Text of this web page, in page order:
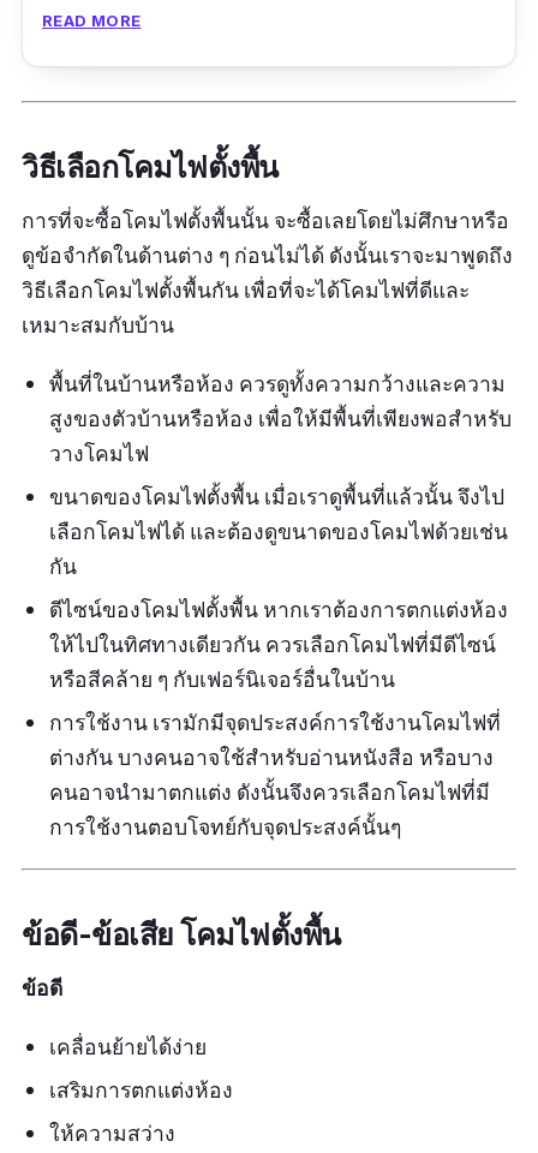
เหมาะกับการใช้อ่านหนังสือ เปิดดูหนังเพิ่ม
บรรยากาศก็ได้ทั้งนั้น ใครเป็นสายมินิมอลก็ลอง
พิจารณาโคมไฟตั้งพื้น index ตัวนี้ได้
ข้อมูลเฉพาะ
ขนาด :64 x 27 x 155 ซม.
วัสดุ : Iron
สี :เงินนิกเกิล
รีวิวจากผู้ใช้จริง:
“ดีมากครับสวย วัสดุดี”
READ MORE
วิธีเลือกโคมไฟตั้งพื้น
การที่จะซื้อโคมไฟตั้งพื้นนั้น จะซื้อเลยโดยไม่ศึกษาหรือ
ดูข้อจำกัดในด้านต่าง ๆ ก่อนไม่ได้ ดังนั้นเราจะมาพูดถึง
วิธีเลือกโคมไฟตั้งพื้นกัน เพื่อที่จะได้โคมไฟที่ดีและ
เหมาะสมกับบ้าน
พื้นที่ในบ้านหรือห้อง ควรดูทั้งความกว้างและความ
สูงของตัวบ้านหรือห้อง เพื่อให้มีพื้นที่เพียงพอสำหรับ
วางโคมไฟ
ขนาดของโคมไฟตั้งพื้น เมื่อเราดูพื้นที่แล้วนั้น จึงไป
เลือกโคมไฟได้ และต้องดูขนาดของโคมไฟด้วยเช่น
กัน
ดีไซน์ของโคมไฟตั้งพื้น หากเราต้องการตกแต่งห้อง
ให้ไปในทิศทางเดียวกัน ควรเลือกโคมไฟที่มีดีไซน์
หรือสีคล้าย ๆ กับเฟอร์นิเจอร์อื่นในบ้าน
การใช้งาน เรามักมีจุดประสงค์การใช้งานโคมไฟที่
ต่างกัน บางคนอาจใช้สำหรับอ่านหนังสือ หรือบาง
คนอาจนำมาตกแต่ง ดังนั้นจึงควรเลือกโคมไฟที่มี
การใช้งานตอบโจทย์กับจุดประสงค์นั้นๆ
ข้อดี-ข้อเสีย โคมไฟตั้งพื้น
ข้อดี
เคลื่อนย้ายได้ง่าย
เสริมการตกแต่งห้อง
ให้ความสว่าง